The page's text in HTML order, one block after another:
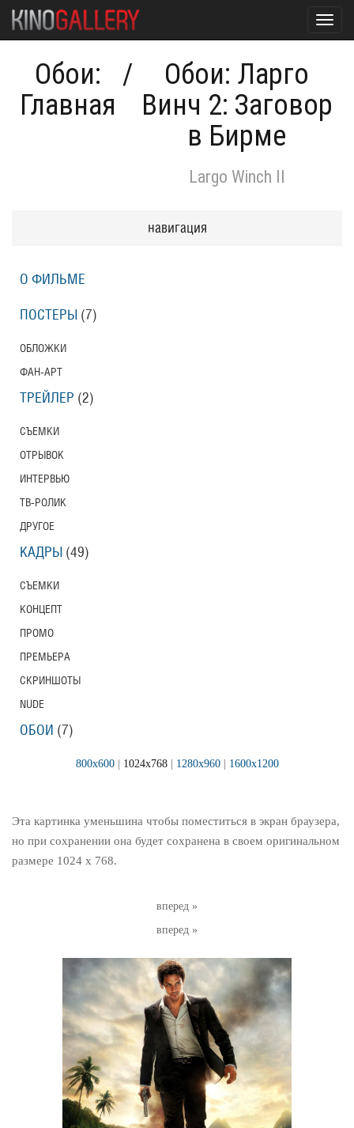
Обои:
Главная
/
Обои: Ларго
Винч 2: Заговор
в Бирме
Largo Winch II
вперед »
800x600| 1024x768| 1280x960| 1600x1200
вперед »
Эта картинка уменьшина чтобы поместиться в экран браузера,
но при сохранении она будет сохранена в своем оригинальном
размере 1024 x 768.
навигация
О ФИЛЬМЕ
ПОСТЕРЫ (7)
ОБЛОЖКИ
ФАН-АРТ
ТРЕЙЛЕР (2)
СЪЕМКИ
ОТРЫВОК
ИНТЕРВЬЮ
ТВ-РОЛИК
ДРУГОЕ
КАДРЫ (49)
СЪЕМКИ
КОНЦЕПТ
ПРОМО
ПРЕМЬЕРА
СКРИНШОТЫ
NUDE
ОБОИ (7)